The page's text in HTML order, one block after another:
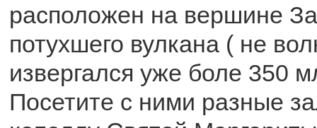
расположен на вершине
потухшего вулкана ( не
извергался уже боле 350
Посетите с ними разные